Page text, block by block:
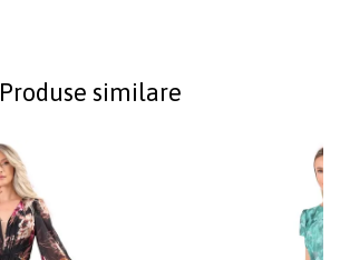
Produse similare